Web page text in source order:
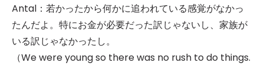
Antal：若かったから何かに追われている感覚がなかっ
たんだよ。特にお金が必要だった訳じゃないし、家族が
いる訳じゃなかったし。
（We were young so there was no rush to do things.